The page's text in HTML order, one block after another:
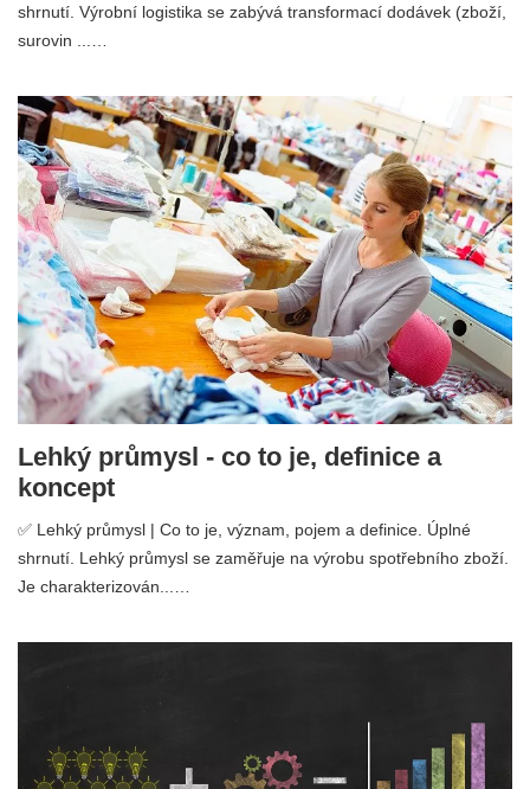
shrnutí. Výrobní logistika se zabývá transformací dodávek (zboží,
surovin ...…
Lehký průmysl - co to je, definice a
koncept
✅ Lehký průmysl | Co to je, význam, pojem a definice. Úplné
shrnutí. Lehký průmysl se zaměřuje na výrobu spotřebního zboží.
Je charakterizován...…